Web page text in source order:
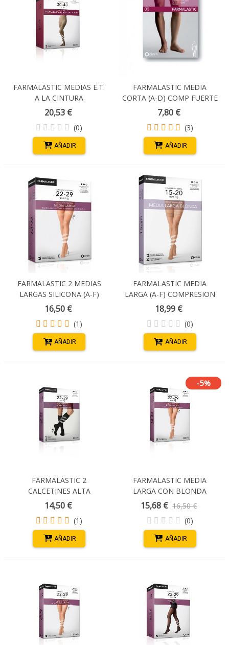
FARMALASTIC MEDIAS E.T.
A LA CINTURA
COMPRESIÓN FUERTE T-
PEQUEÑA
20,53 €
(0)
AÑADIR
FARMALASTIC MEDIA
CORTA (A-D) COMP FUERTE
PUNTERA ABIERTA T- GDE
7,80 €
(3)
AÑADIR
FARMALASTIC 2 MEDIAS
LARGAS SILICONA (A-F)
COMP. NORMAL PUNTERA
ABIERTA T. EGRANDE
COLOR CAMEL
16,50 €
(1)
AÑADIR
FARMALASTIC MEDIA
LARGA (A-F) COMPRESION
LIGERA BLONDA TALLA L
COLOR CAMEL
18,99 €
(0)
AÑADIR
FARMALASTIC 2
CALCETINES ALTA
TRANSPIRABILIDAD (A-D)
COMPRESION NORMAL
TALLA G COLOR NEGRO
14,50 €
(1)
AÑADIR
-5%
FARMALASTIC MEDIA
LARGA CON BLONDA
COMP NORMAL (22-29 MM
HG) CAPUCHINO T/MEDIA
15,68 € 16,50 €
(0)
AÑADIR